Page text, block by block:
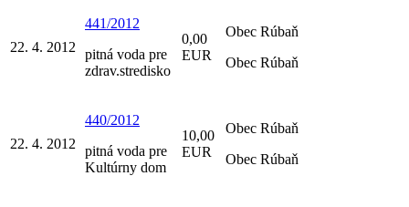
22. 4. 2012
441/2012
pitná voda pre
zdrav.stredisko
0,00
EUR
Obec Rúbaň
Obec Rúbaň
22. 4. 2012
440/2012
pitná voda pre
Kultúrny dom
10,00
EUR
Obec Rúbaň
Obec Rúbaň